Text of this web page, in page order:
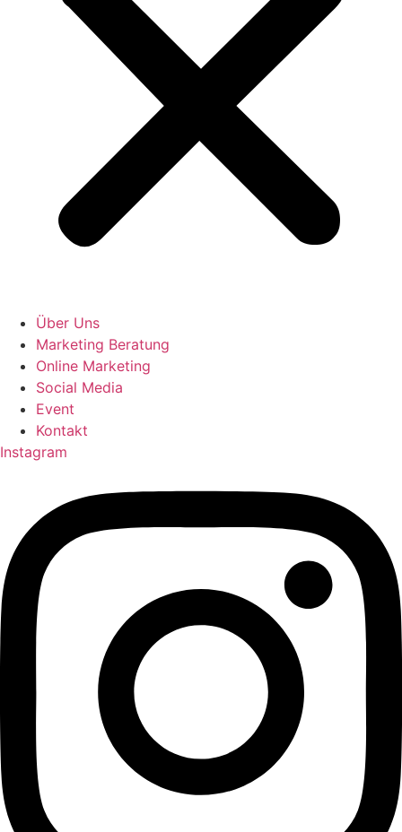
Über Uns
Marketing Beratung
Online Marketing
Social Media
Event
Kontakt
Instagram